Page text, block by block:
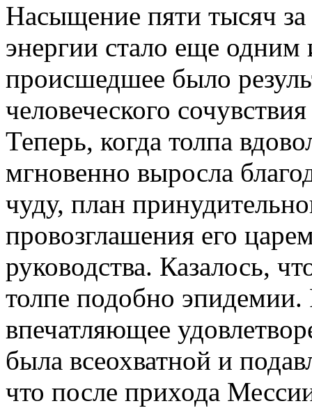
Насыщение пяти тысяч за
энергии стало еще одним
происшедшее было
человеческого
Теперь, когда толпа
мгновенно выросла
чуду, план
провозглашения его
руководства. Казалось,
толпе подобно эпидемии.
впечатляющее
была всеохватной и
что после прихода